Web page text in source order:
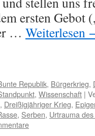
ersten Gebot
… Weiterlesen
Republik, Bürgerkrieg,
, Wissenschaft |
, Dreißigjähriger Krieg,
, Serben, Urtrauma